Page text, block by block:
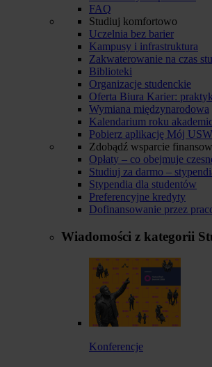
FAQ
Studiuj komfortowo
Uczelnia bez barier
Kampusy i infrastruktura
Zakwaterowanie na czas
Biblioteki
Organizacje studenckie
Oferta Biura Karier:
Wymiana międzynarodowa
Kalendarium roku
Pobierz aplikację Mój
Zdobądź wsparcie
Opłaty – co obejmuje
Studiuj za darmo –
Stypendia dla studentów
Preferencyjne kredyty
Dofinansowanie przez
Wiadomości z kategorii
Konferencje